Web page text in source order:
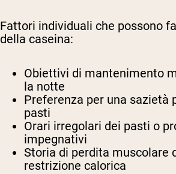
Fattori individuali che possono
della caseina:
Obiettivi di mantenimento
la notte
Preferenza per una sazietà
pasti
Orari irregolari dei pasti o
impegnativi
Storia di perdita muscolare
restrizione calorica